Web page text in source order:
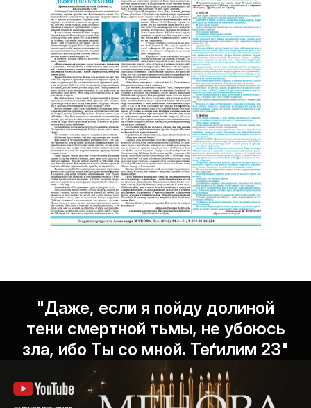
"Даже, если я пойду долиной
тени смертной тьмы, не убоюсь
зла, ибо Ты со мной. Теѓилим 23"